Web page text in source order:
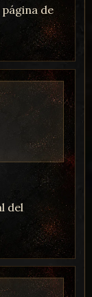
de
del